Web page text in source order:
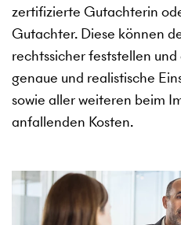
zertifizierte Gutachterin
Gutachter. Diese können
rechtssicher feststellen
genaue und realistische
sowie aller weiteren beim
anfallenden Kosten.